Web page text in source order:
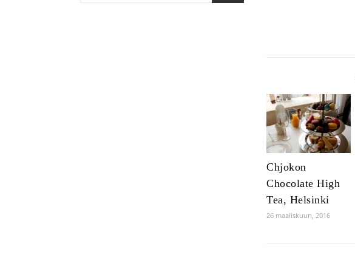
Chjokon
Chocolate High
Tea, Helsinki
26 maaliskuun, 2016